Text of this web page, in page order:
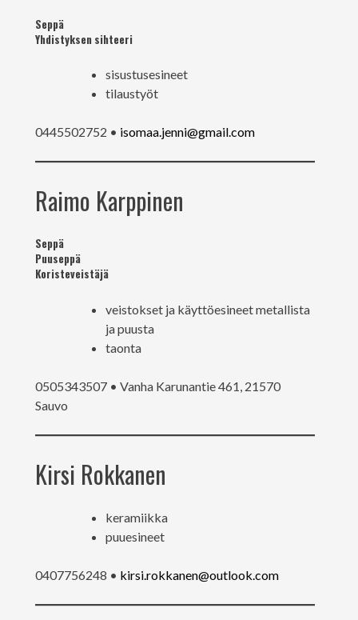
Seppä
Yhdistyksen sihteeri
sisustusesineet
tilaustyöt
0445502752 • isomaa.jenni@gmail.com
Raimo Karppinen
Seppä
Puuseppä
Koristeveistäjä
veistokset ja käyttöesineet metallista
ja puusta
taonta
0505343507 • Vanha Karunantie 461, 21570
Sauvo
Kirsi Rokkanen
keramiikka
puuesineet
0407756248 • kirsi.rokkanen@outlook.com